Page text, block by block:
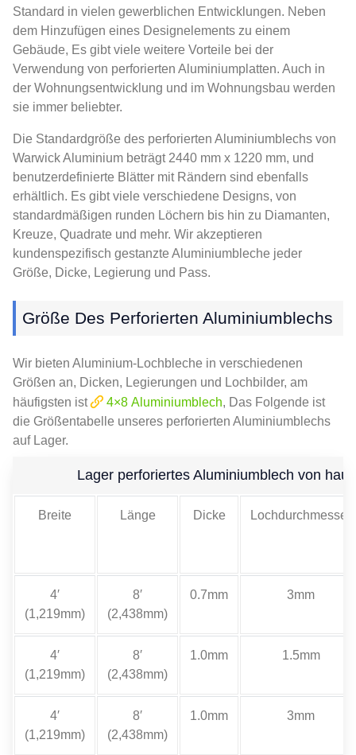
Standard in vielen gewerblichen Entwicklungen. Neben
dem Hinzufügen eines Designelements zu einem
Gebäude, Es gibt viele weitere Vorteile bei der
Verwendung von perforierten Aluminiumplatten. Auch in
der Wohnungsentwicklung und im Wohnungsbau werden
sie immer beliebter.
Die Standardgröße des perforierten Aluminiumblechs von
Warwick Aluminium beträgt 2440 mm x 1220 mm, und
benutzerdefinierte Blätter mit Rändern sind ebenfalls
erhältlich. Es gibt viele verschiedene Designs, von
standardmäßigen runden Löchern bis hin zu Diamanten,
Kreuze, Quadrate und mehr. Wir akzeptieren
kundenspezifisch gestanzte Aluminiumbleche jeder
Größe, Dicke, Legierung und Pass.
Größe Des Perforierten Aluminiumblechs
Wir bieten Aluminium-Lochbleche in verschiedenen
Größen an, Dicken, Legierungen und Lochbilder, am
häufigsten ist
4×8 Aluminiumblech, Das Folgende ist
die Größentabelle unseres perforierten Aluminiumblechs
auf Lager.
Lager perforiertes Aluminiumblech von
Breite Länge Dicke Lochdurchmesser
4′
(1,219mm)
8′
(2,438mm)
0.7mm 3mm
4′
(1,219mm)
8′
(2,438mm)
1.0mm 1.5mm
4′
(1,219mm)
8′
(2,438mm)
1.0mm 3mm